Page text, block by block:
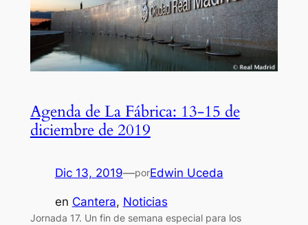
Agenda de La Fábrica: 13-15 de
diciembre de 2019
Dic 13, 2019—porEdwin Uceda
en Cantera, Noticias
Jornada 17. Un fin de semana especial para los